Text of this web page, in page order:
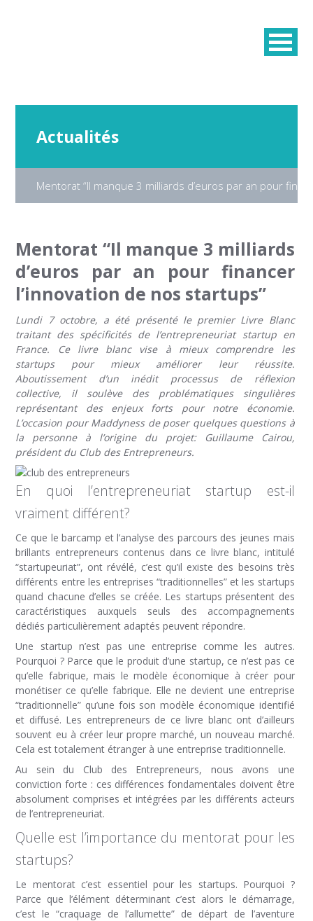
Actualités
Mentorat “Il manque 3 milliards d’euros par an pour
Mentorat “Il manque 3 milliards
d’euros par an pour financer
l’innovation de nos startups”
Lundi 7 octobre, a été présenté le premier Livre Blanc
traitant des spécificités de l’entrepreneuriat startup en
France. Ce livre blanc vise à mieux comprendre les
startups pour mieux améliorer leur réussite.
Aboutissement d’un inédit processus de réflexion
collective, il soulève des problématiques singulières
représentant des enjeux forts pour notre économie.
L’occasion pour Maddyness de poser quelques questions à
la personne à l’origine du projet: Guillaume Cairou,
président du Club des Entrepreneurs.
En quoi l’entrepreneuriat startup est-il
vraiment différent?
Ce que le barcamp et l’analyse des parcours des jeunes mais
brillants entrepreneurs contenus dans ce livre blanc, intitulé
“startupeuriat”, ont révélé, c’est qu’il existe des besoins très
différents entre les entreprises “traditionnelles” et les startups
quand chacune d’elles se créée. Les startups présentent des
caractéristiques auxquels seuls des accompagnements
dédiés particulièrement adaptés peuvent répondre.
Une startup n’est pas une entreprise comme les autres.
Pourquoi ? Parce que le produit d’une startup, ce n’est pas ce
qu’elle fabrique, mais le modèle économique à créer pour
monétiser ce qu’elle fabrique. Elle ne devient une entreprise
“traditionnelle” qu’une fois son modèle économique identifié
et diffusé. Les entrepreneurs de ce livre blanc ont d’ailleurs
souvent eu à créer leur propre marché, un nouveau marché.
Cela est totalement étranger à une entreprise traditionnelle.
Au sein du Club des Entrepreneurs, nous avons une
conviction forte : ces différences fondamentales doivent être
absolument comprises et intégrées par les différents acteurs
de l’entrepreneuriat.
Quelle est l’importance du mentorat pour les
startups?
Le mentorat c’est essentiel pour les startups. Pourquoi ?
Parce que l’élément déterminant c’est alors le démarrage,
c’est le “craquage de l’allumette” de départ de l’aventure